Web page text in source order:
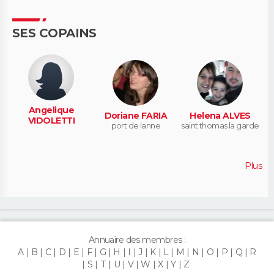
SES COPAINS
Angelique
VIDOLETTI
Doriane FARIA
port de lanne
Helena ALVES
saint thomas la garde
Plus
Annuaire des membres :
A
B C D E F G H I J K L M N O P Q
R
S
T U V W X Y Z